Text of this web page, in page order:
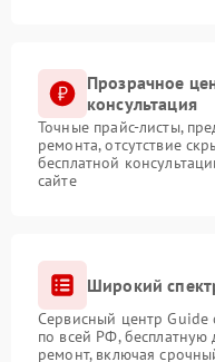
Прозрачное
консультация
Точные прайс-листы,
ремонта, отсутствие
бесплатной
сайте
Широкий
Сервисный центр Guide
по всей РФ, бесплатную
ремонт, включая